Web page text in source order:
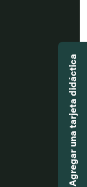
Agregar una tarjeta didáctica